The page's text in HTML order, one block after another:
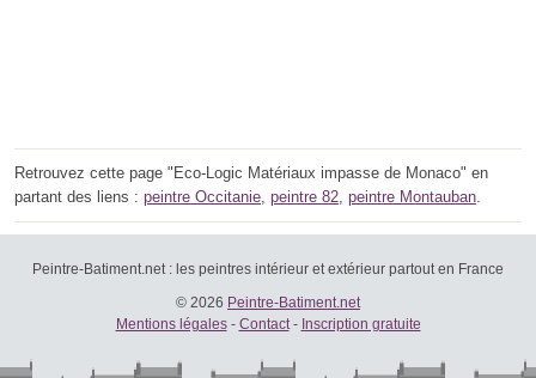
Retrouvez cette page "Eco-Logic Matériaux impasse de Monaco" en
partant des liens : peintre Occitanie, peintre 82, peintre Montauban.
Peintre-Batiment.net : les peintres intérieur et extérieur partout en France
© 2026 Peintre-Batiment.net
Mentions légales- Contact- Inscription gratuite